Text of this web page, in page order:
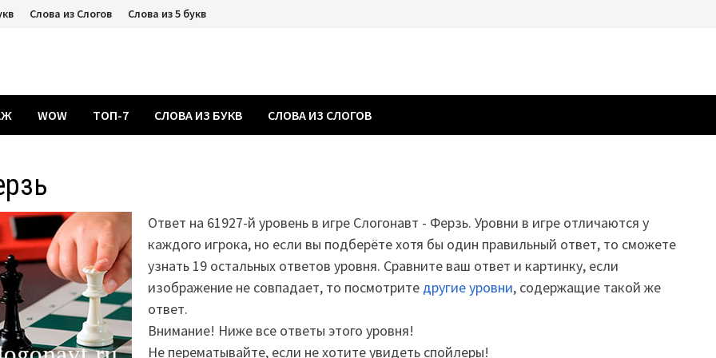
Слова из Слогов Слова из 5 букв
WOW ТОП-7 СЛОВА ИЗ БУКВ СЛОВА ИЗ СЛОГОВ
Ответ на 61927-й уровень в игре Слогонавт - Ферзь. Уровни в игре отличаются у
каждого игрока, но если вы подберёте хотя бы один правильный ответ, то сможете
узнать 19 остальных ответов уровня. Сравните ваш ответ и картинку, если
изображение не совпадает, то посмотрите другие уровни, содержащие такой же
ответ.
Внимание! Ниже все ответы этого уровня!
Не перематывайте, если не хотите увидеть спойлеры!